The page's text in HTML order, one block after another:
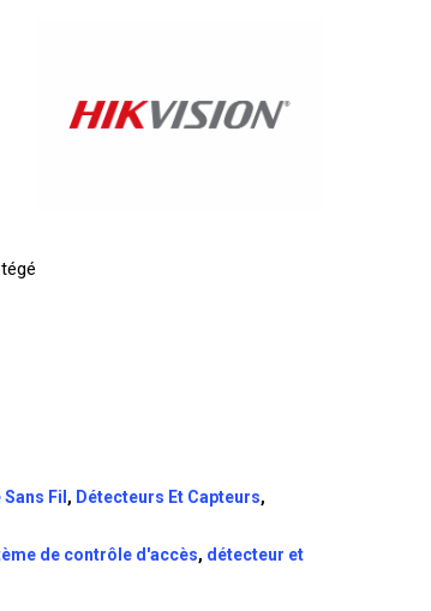
Fil , Détecteurs Et Capteurs,
de contrôle d'accès, détecteur et